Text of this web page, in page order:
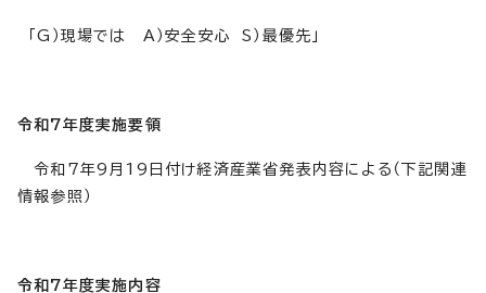
「G）現場では A）安全安心 S）最優先」
令和7年度実施要領
令和7年9月19日付け経済産業省発表内容による（下記関連
情報参照）
令和7年度実施内容